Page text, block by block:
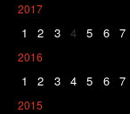
2017
1 2 3 4 5 6 7
2016
1 2 3 4 5 6 7
2015